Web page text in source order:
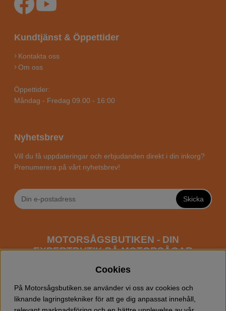
Kundtjänst & Öppettider
Kontakta oss
Om oss
Öppettider:
Måndag - Fredag 09.00 - 16:00
Nyhetsbrev
Vill du få uppdateringar och erbjudanden direkt i din inkorg?
Prenumerera på vårt nyhetsbrev!
Skicka
MOTORSÅGSBUTIKEN - DIN
EXPERTBUTIK PÅ MOTORSÅGAR
fokus mot entusiaster och professionella användare av
motorsågar. Vi erbjuder ett brett sortiment av
Cookies
På Motorsågsbutiken.se använder vi oss av cookies och
liknande lagringstekniker för att ge dig anpassat innehåll,